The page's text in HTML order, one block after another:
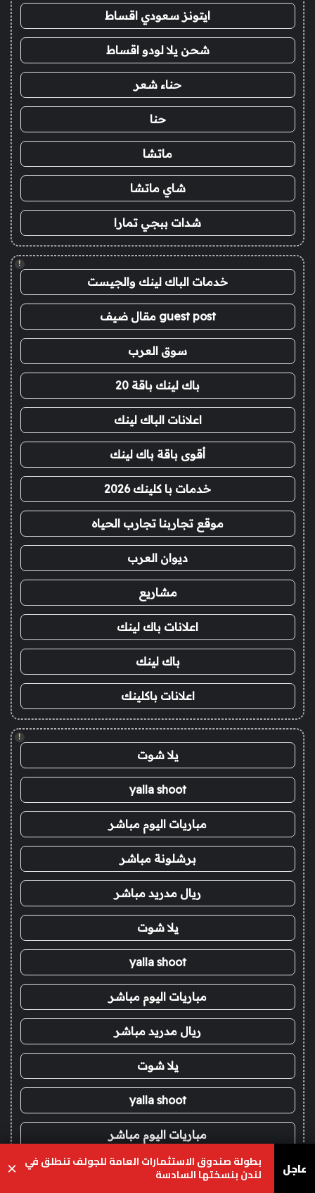
ايتونز سعودي اقساط
شحن يلا لودو اقساط
حناء شعر
حنا
ماتشا
شاي ماتشا
شدات ببجي تمارا
!
خدمات الباك لينك والجيست
guest post مقال ضيف
سوق العرب
باك لينك باقة 20
اعلانات الباك لينك
أقوى باقة باك لينك
خدمات با كلينك 2026
موقع تجاربنا تجارب الحياه
ديوان العرب
مشاريع
اعلانات باك لينك
باك لينك
اعلانات باكلينك
!
يلا شوت
yalla shoot
مباريات اليوم مباشر
برشلونة مباشر
ريال مدريد مباشر
يلا شوت
yalla shoot
مباريات اليوم مباشر
ريال مدريد مباشر
يلا شوت
yalla shoot
مباريات اليوم مباشر
برشلونة مباشر
عاجل بطولة صندوق الاستثمارات العامة للجولف تنطلق في
لندن بنسختها السادسة ×